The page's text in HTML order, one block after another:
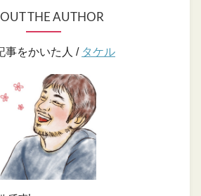
THE AUTHOR
事をかいた人 / タケル